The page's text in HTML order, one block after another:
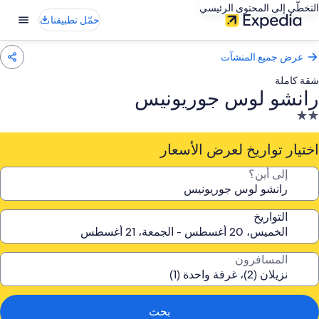
التخطّي إلى المحتوى الرئيسي
حمّل تطبيقنا
عرض جميع المنشآت
شقة كاملة
رانشو لوس جوريونيس
منشأة
فندقية
مصنفة
بنجمتين
2.0
اختيار تواريخ لعرض الأسعار
إلى أين؟
التواريخ
المسافرون
بحث